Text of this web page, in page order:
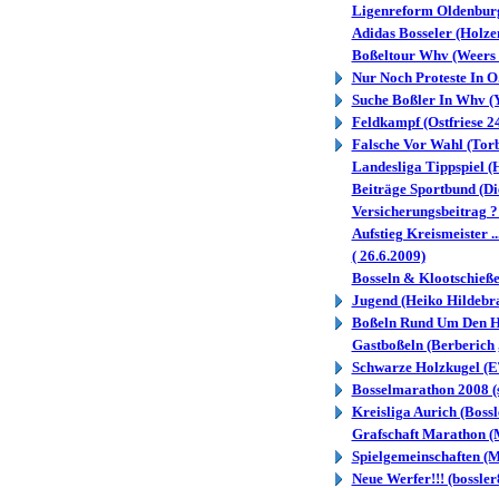
Ligenreform
Adidas Bosseler
Boßeltour Whv (Weers
Nur Noch Proteste In
Suche Boßler In Whv
Feldkampf (Ostfriese
Falsche Vor Wahl
Landesliga Tippspiel
Beiträge Sportbund
Versicherungsbeitrag
Aufstieg Kreismeister
( 26.6.2009)
Bosseln &
Jugend (Heiko
Boßeln Rund Um Den
Gastboßeln (Berberich
Schwarze Holzkugel
Bosselmarathon 2008
Kreisliga Aurich
Grafschaft Marathon
Spielgemeinschaften
Neue Werfer!!!